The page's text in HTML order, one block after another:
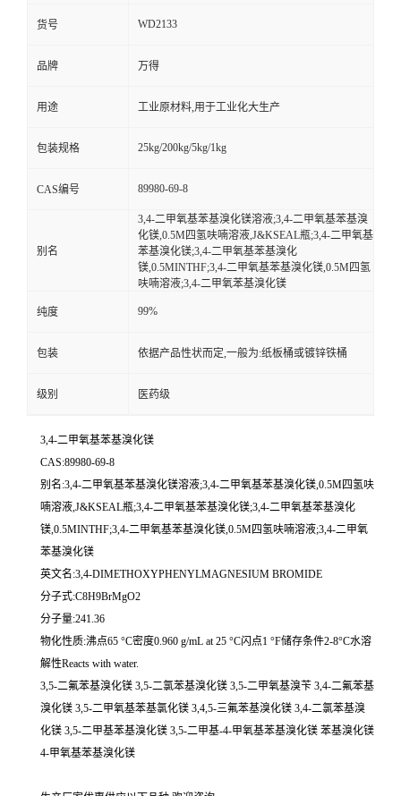
货号 WD2133
品牌 万得
用途 工业原材料,用于工业化大生产
包装规格 25kg/200kg/5kg/1kg
CAS编号 89980-69-8
别名
3,4-二甲氧基苯基溴化镁溶液;3,4-二甲氧基苯基溴
化镁,0.5M四氢呋喃溶液,J&KSEAL瓶;3,4-二甲氧基
苯基溴化镁;3,4-二甲氧基苯基溴化
镁,0.5MINTHF;3,4-二甲氧基苯基溴化镁,0.5M四氢
呋喃溶液;3,4-二甲氧苯基溴化镁
纯度 99%
包装 依据产品性状而定,一般为:纸板桶或镀锌铁桶
级别 医药级
3,4-二甲氧基苯基溴化镁
CAS:89980-69-8
别名:3,4-二甲氧基苯基溴化镁溶液;3,4-二甲氧基苯基溴化镁,0.5M四氢呋
喃溶液,J&KSEAL瓶;3,4-二甲氧基苯基溴化镁;3,4-二甲氧基苯基溴化
镁,0.5MINTHF;3,4-二甲氧基苯基溴化镁,0.5M四氢呋喃溶液;3,4-二甲氧
苯基溴化镁
英文名:3,4-DIMETHOXYPHENYLMAGNESIUM BROMIDE
分子式:C8H9BrMgO2
分子量:241.36
物化性质:沸点65 °C密度0.960 g/mL at 25 °C闪点1 °F储存条件2-8°C水溶
解性Reacts with water.
3,5-二氟苯基溴化镁 3,5-二氯苯基溴化镁 3,5-二甲氧基溴苄 3,4-二氟苯基
溴化镁 3,5-二甲氧基苯基氯化镁 3,4,5-三氟苯基溴化镁 3,4-二氯苯基溴
化镁 3,5-二甲基苯基溴化镁 3,5-二甲基-4-甲氧基苯基溴化镁 苯基溴化镁
4-甲氧基苯基溴化镁